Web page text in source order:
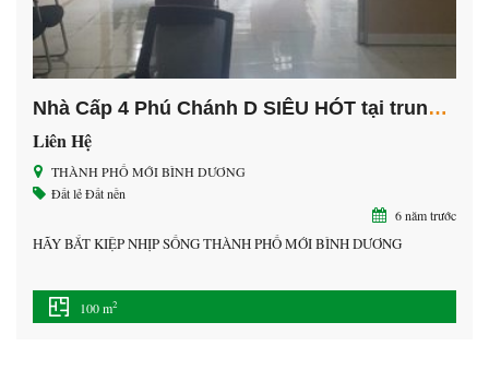
Nhà Cấp 4 Phú Chánh D SIÊU HÓT tại trung tâm TP
Liên Hệ
THÀNH PHỐ MỚI BÌNH DƯƠNG
Đất lẻĐất nền
6 năm trước
HÃY BẮT KIỆP NHỊP SỐNG THÀNH PHỐ MỚI BÌNH DƯƠNG
100 m2